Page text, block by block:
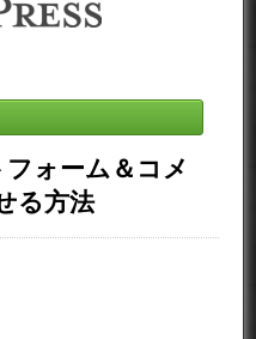
ォーム＆コメ
る方法